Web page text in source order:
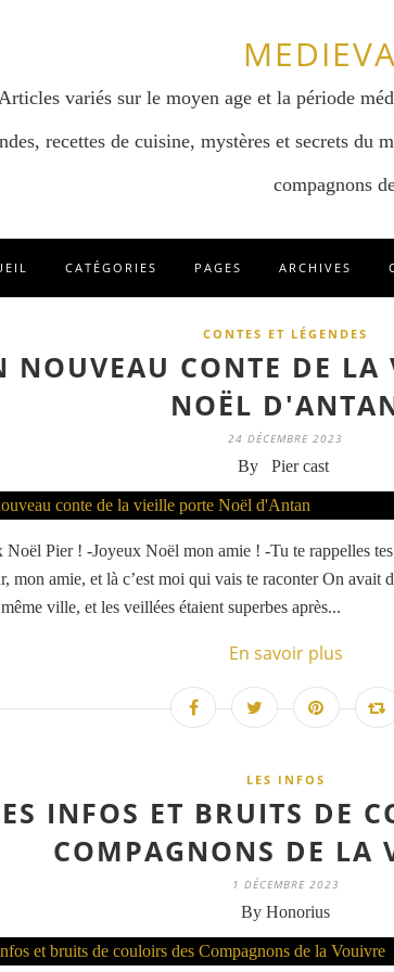
variés sur le moyen age et la période
recettes de cuisine, mystères et secrets du
compagnons
CATÉGORIES PAGES ARCHIVES
CONTES ET LÉGENDES
NOUVEAU CONTE DE LA
NOËL
24 DÉCEMBRE 2023
By Pier cast
Noël Pier ! -Joyeux Noël mon amie ! -Tu te rappelles
mon amie, et là c’est moi qui vais te raconter On avait
ville, et les veillées étaient superbes après...
En savoir plus
LES INFOS
INFOS ET BRUITS DE
COMPAGNONS DE LA
1 DÉCEMBRE 2023
By Honorius